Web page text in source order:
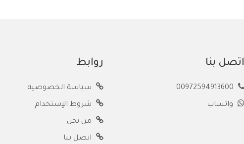
اتصل بنا
واتساب
روابط
سياسة الخصوصية
شروط الإستخدام
من نحن
اتصل بنا